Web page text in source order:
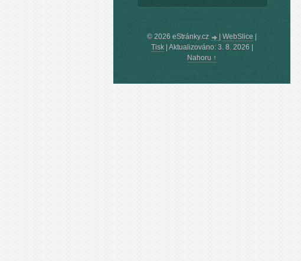
© 2026 eStránky.cz WebSlice
Tisk| Aktualizováno: 3. 8. 2026
Nahoru ↑